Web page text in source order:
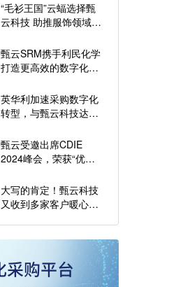
“毛衫王国”云蝠选择甄
云科技 助推服饰领域的
甄云SRM携手利民化学
打造更高效的数字化采
英华利加速采购数字化
转型，与甄云科技达成
甄云受邀出席CDIE
2024峰会，荣获“优秀
大写的肯定！甄云科技
又收到多家客户暖心感